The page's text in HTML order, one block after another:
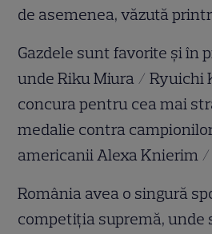
de asemenea, văzută
Gazdele sunt favorite şi în
unde Riku Miura / Ryuichi
concura pentru cea mai
medalie contra
americanii Alexa Knierim /
România avea o singură
competiţia supremă, unde